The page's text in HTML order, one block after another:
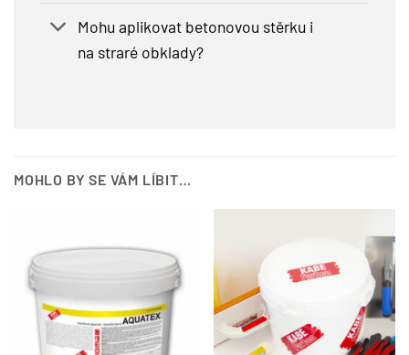
Mohu aplikovat betonovou stěrku i
na straré obklady?
MOHLO BY SE VÁM LÍBIT…